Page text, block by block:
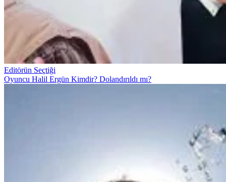
Editörün Seçtiği
Oyuncu Halil Ergün Kimdir? Dolandırıldı mı?